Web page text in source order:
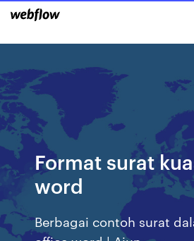
Format surat
word
Berbagai contoh surat